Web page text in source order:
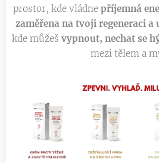
prostor, kde vládne příjemná
zaměřena na tvoji regeneraci a
kde můžeš vypnout, nechat se
mezi tělem a